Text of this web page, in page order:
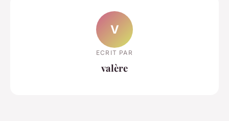
V
ECRIT PAR
valère